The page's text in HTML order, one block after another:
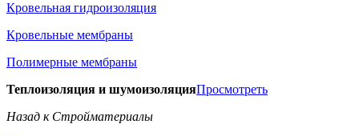
Кровельная гидроизоляция
Кровельные мембраны
Полимерные мембраны
Теплоизоляция и шумоизоляцияПросмотреть
Назад к Стройматериалы